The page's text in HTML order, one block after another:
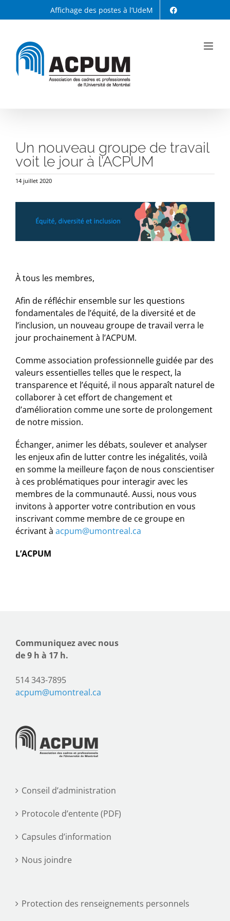
au
Affichage des postes à l’UdeM
Un nouveau groupe de travail
voit le jour à l’ACPUM
14 juillet 2020
À tous les membres,
Afin de réfléchir ensemble sur les questions
fondamentales de l’équité, de la diversité et de
l’inclusion, un nouveau groupe de travail verra le
jour prochainement à l’ACPUM.
Comme association professionnelle guidée par des
valeurs essentielles telles que le respect, la
transparence et l’équité, il nous apparaît naturel de
collaborer à cet effort de changement et
d’amélioration comme une sorte de prolongement
de notre mission.
Échanger, animer les débats, soulever et analyser
les enjeux afin de lutter contre les inégalités, voilà
en somme la meilleure façon de nous conscientiser
à ces problématiques pour interagir avec les
membres de la communauté. Aussi, nous vous
invitons à apporter votre contribution en vous
inscrivant comme membre de ce groupe en
écrivant à acpum@umontreal.ca
L’ACPUM
Communiquez avec nous
de 9 h à 17 h.
514 343-7895
acpum@umontreal.ca
Conseil d’administration
Protocole d’entente (PDF)
Capsules d’information
Nous joindre
Protection des renseignements personnels